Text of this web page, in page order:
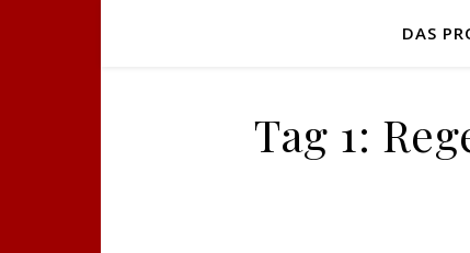
DAS
Tag 1: